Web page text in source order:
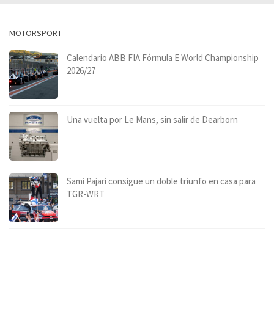
MOTORSPORT
Calendario ABB FIA Fórmula E World Championship
2026/27
Una vuelta por Le Mans, sin salir de Dearborn
Sami Pajari consigue un doble triunfo en casa para
TGR-WRT